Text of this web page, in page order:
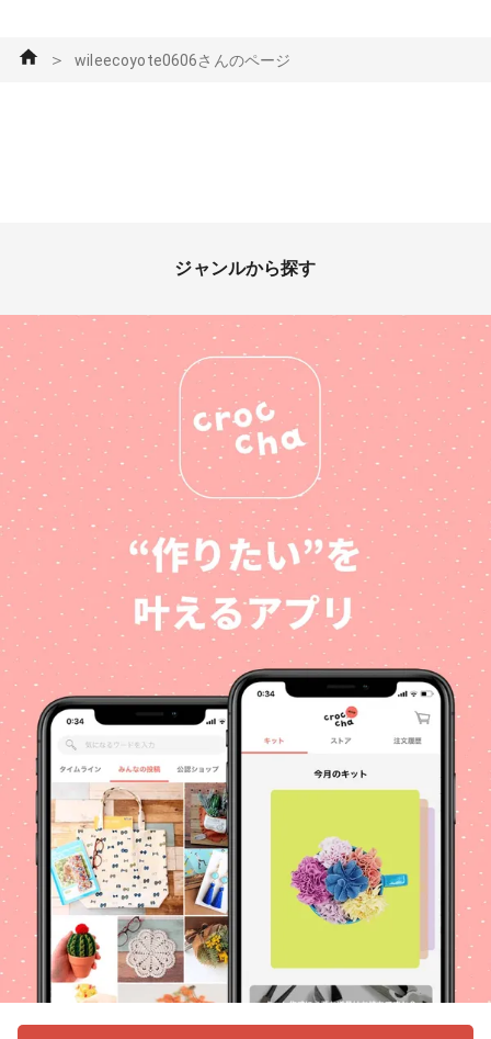
＞ wileecoyote0606さんのページ
ジャンルから探す